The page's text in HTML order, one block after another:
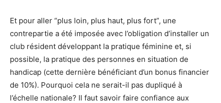
Et pour aller “plus loin, plus haut, plus fort”, une
contrepartie a été imposée avec l’obligation d’installer un
club résident développant la pratique féminine et, si
possible, la pratique des personnes en situation de
handicap (cette dernière bénéficiant d’un bonus financier
de 10%). Pourquoi cela ne serait-il pas dupliqué à
l’échelle nationale? Il faut savoir faire confiance aux